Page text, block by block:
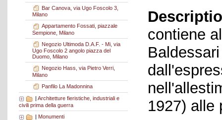
Bar Canova, via Ugo Foscolo 3,
Milano
Appartamento Fossati, piazzale
Sempione, Milano
Negozio Ultimoda D.A.F. - Mi, via
Ugo Foscolo 2 angolo piazza del
Duomo, Milano
Negozio Hass, via Pietro Verri,
Milano
Panfilo La Madonnina
Architetture fieristiche, industriali e
civili prima della guerra
| Monumenti
contiene
1927) alle